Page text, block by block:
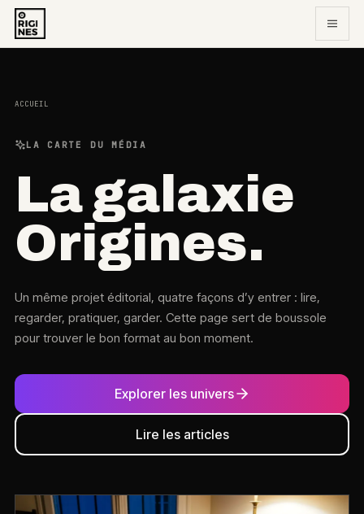
ACCUEIL
LA CARTE DU MÉDIA
La galaxie
Origines.
Un même projet éditorial, quatre façons d’y entrer : lire,
regarder, pratiquer, garder. Cette page sert de boussole
pour trouver le bon format au bon moment.
Explorer les univers
Lire les articles